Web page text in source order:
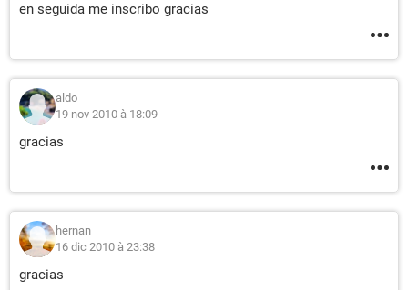
en seguida me inscribo gracias
aldo
19 nov 2010 à 18:09
gracias
hernan
16 dic 2010 à 23:38
gracias